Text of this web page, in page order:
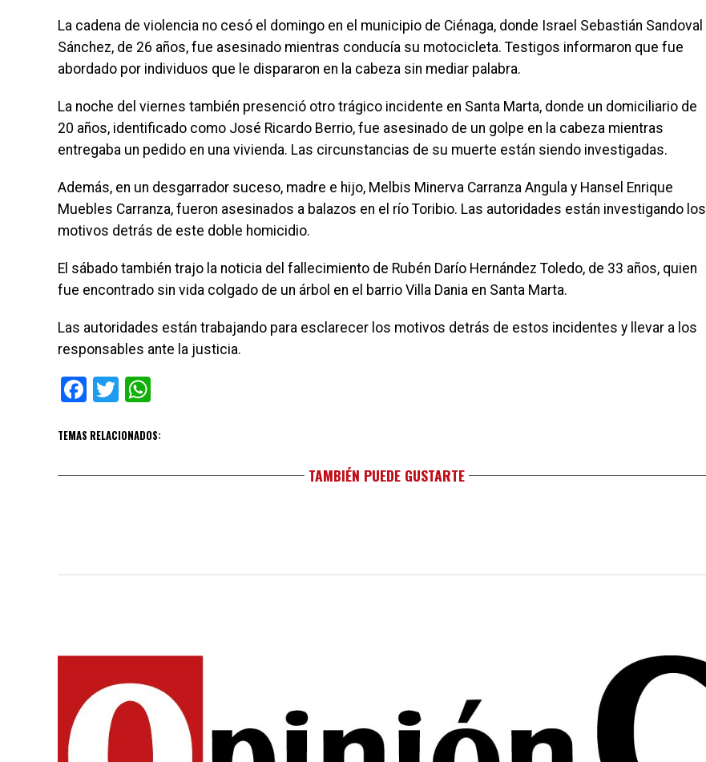
La cadena de violencia no cesó el domingo en el municipio de Ciénaga, donde Israel Sebastián Sandoval
Sánchez, de 26 años, fue asesinado mientras conducía su motocicleta. Testigos informaron que fue
abordado por individuos que le dispararon en la cabeza sin mediar palabra.
La noche del viernes también presenció otro trágico incidente en Santa Marta, donde un domiciliario de
20 años, identificado como José Ricardo Berrio, fue asesinado de un golpe en la cabeza mientras
entregaba un pedido en una vivienda. Las circunstancias de su muerte están siendo investigadas.
Además, en un desgarrador suceso, madre e hijo, Melbis Minerva Carranza Angula y Hansel Enrique
Muebles Carranza, fueron asesinados a balazos en el río Toribio. Las autoridades están investigando los
motivos detrás de este doble homicidio.
El sábado también trajo la noticia del fallecimiento de Rubén Darío Hernández Toledo, de 33 años, quien
fue encontrado sin vida colgado de un árbol en el barrio Villa Dania en Santa Marta.
Las autoridades están trabajando para esclarecer los motivos detrás de estos incidentes y llevar a los
responsables ante la justicia.
Facebook
Twitter
TEMAS RELACIONADOS:
TAMBIÉN PUEDE GUSTARTE